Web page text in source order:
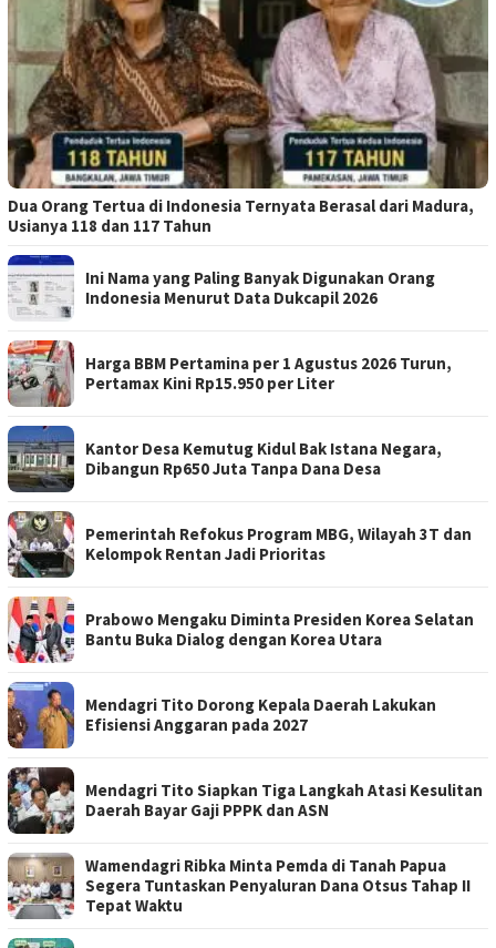
Dua Orang Tertua di Indonesia Ternyata Berasal dari Madura,
Usianya 118 dan 117 Tahun
Ini Nama yang Paling Banyak Digunakan Orang
Indonesia Menurut Data Dukcapil 2026
Harga BBM Pertamina per 1 Agustus 2026 Turun,
Pertamax Kini Rp15.950 per Liter
Kantor Desa Kemutug Kidul Bak Istana Negara,
Dibangun Rp650 Juta Tanpa Dana Desa
Pemerintah Refokus Program MBG, Wilayah 3T dan
Kelompok Rentan Jadi Prioritas
Prabowo Mengaku Diminta Presiden Korea Selatan
Bantu Buka Dialog dengan Korea Utara
Mendagri Tito Dorong Kepala Daerah Lakukan
Efisiensi Anggaran pada 2027
Mendagri Tito Siapkan Tiga Langkah Atasi Kesulitan
Daerah Bayar Gaji PPPK dan ASN
Wamendagri Ribka Minta Pemda di Tanah Papua
Segera Tuntaskan Penyaluran Dana Otsus Tahap II
Tepat Waktu